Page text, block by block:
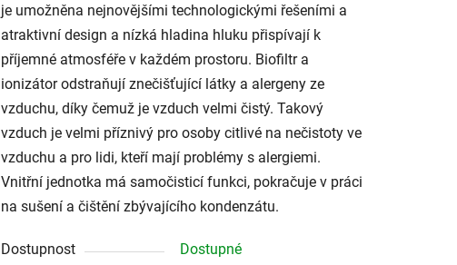
je umožněna nejnovějšími technologickými řešeními a
atraktivní design a nízká hladina hluku přispívají k
příjemné atmosféře v každém prostoru. Biofiltr a
ionizátor odstraňují znečišťující látky a alergeny ze
vzduchu, díky čemuž je vzduch velmi čistý. Takový
vzduch je velmi příznivý pro osoby citlivé na nečistoty ve
vzduchu a pro lidi, kteří mají problémy s alergiemi.
Vnitřní jednotka má samočisticí funkci, pokračuje v práci
na sušení a čištění zbývajícího kondenzátu.
Dostupnost
Dostupné